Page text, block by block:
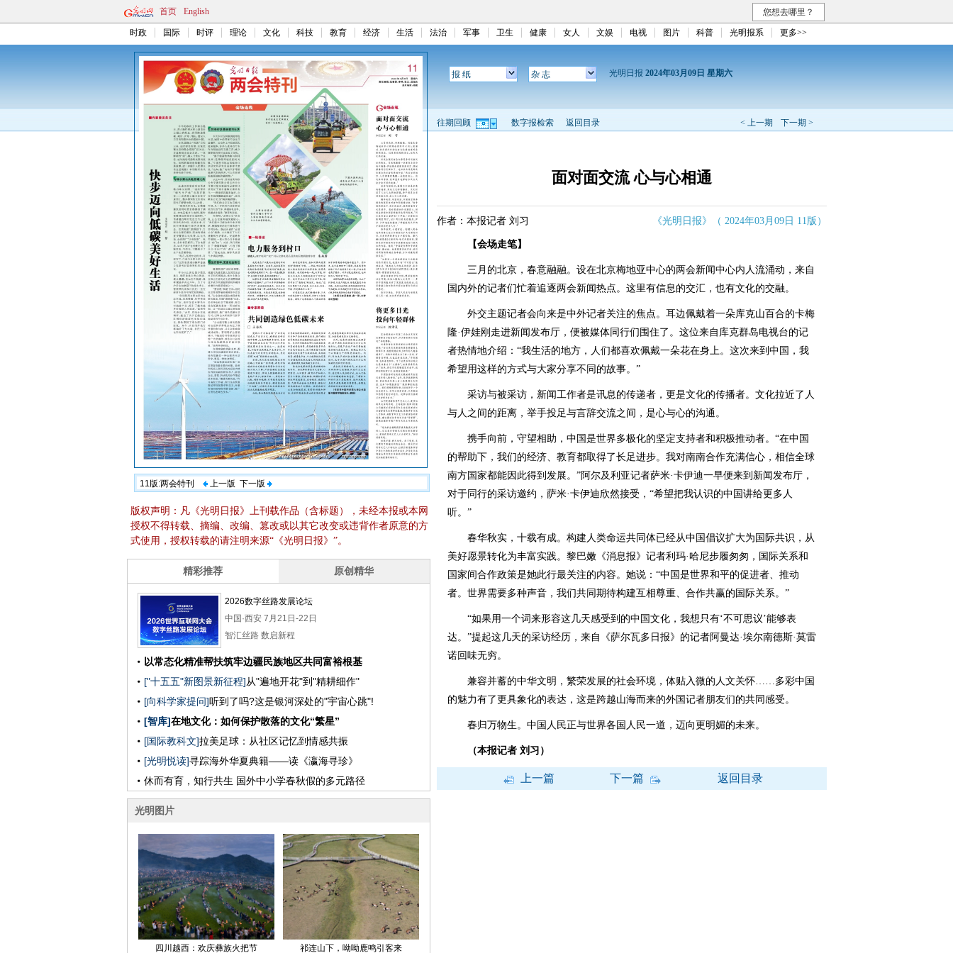
首页 English 您想去哪里？
时政 国际 时评 理论 文化 科技 教育 经济 生活 法治 军事 卫生 健康 女人 文娱 电视 图片 科普 光明报系 更多>>
11版:两会特刊 上一版 下一版
版权声明：凡《光明日报》上刊载作品（含标题），未经本报或本网
授权不得转载、摘编、改编、篡改或以其它改变或违背作者原意的方
式使用，授权转载的请注明来源“《光明日报》”。
报 纸 杂 志 光明日报 2024年03月09日 星期六
< 上一期 下一期 >
往期回顾 数字报检索 返回目录
面对面交流 心与心相通
作者：本报记者 刘习 《光明日报》（ 2024年03月09日 11版）
【会场走笔】
三月的北京，春意融融。设在北京梅地亚中心的两会新闻中心内人流涌动，来自
国内外的记者们忙着追逐两会新闻热点。这里有信息的交汇，也有文化的交融。
外交主题记者会向来是中外记者关注的焦点。耳边佩戴着一朵库克山百合的卡梅
隆·伊娃刚走进新闻发布厅，便被媒体同行们围住了。这位来自库克群岛电视台的记
者热情地介绍：“我生活的地方，人们都喜欢佩戴一朵花在身上。这次来到中国，我
希望用这样的方式与大家分享不同的故事。”
采访与被采访，新闻工作者是讯息的传递者，更是文化的传播者。文化拉近了人
与人之间的距离，举手投足与言辞交流之间，是心与心的沟通。
携手向前，守望相助，中国是世界多极化的坚定支持者和积极推动者。“在中国
的帮助下，我们的经济、教育都取得了长足进步。我对南南合作充满信心，相信全球
南方国家都能因此得到发展。”阿尔及利亚记者萨米·卡伊迪一早便来到新闻发布厅，
对于同行的采访邀约，萨米·卡伊迪欣然接受，“希望把我认识的中国讲给更多人
听。”
春华秋实，十载有成。构建人类命运共同体已经从中国倡议扩大为国际共识，从
美好愿景转化为丰富实践。黎巴嫩《消息报》记者利玛·哈尼步履匆匆，国际关系和
国家间合作政策是她此行最关注的内容。她说：“中国是世界和平的促进者、推动
者。世界需要多种声音，我们共同期待构建互相尊重、合作共赢的国际关系。”
“如果用一个词来形容这几天感受到的中国文化，我想只有‘不可思议’能够表
达。”提起这几天的采访经历，来自《萨尔瓦多日报》的记者阿曼达·埃尔南德斯·莫雷
诺回味无穷。
兼容并蓄的中华文明，繁荣发展的社会环境，体贴入微的人文关怀……多彩中国
的魅力有了更具象化的表达，这是跨越山海而来的外国记者朋友们的共同感受。
春归万物生。中国人民正与世界各国人民一道，迈向更明媚的未来。
（本报记者 刘习）
上一篇 下一篇 返回目录